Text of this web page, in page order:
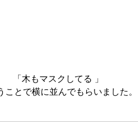
「木もマスクしてる 」
ことで横に並んでもらいました。